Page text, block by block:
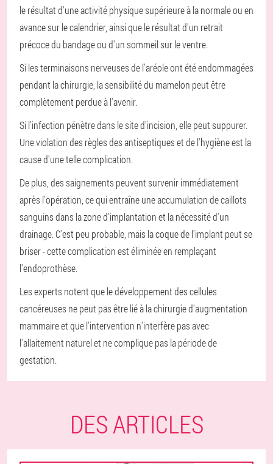
le résultat d'une activité physique supérieure à la normale ou en
avance sur le calendrier, ainsi que le résultat d'un retrait
précoce du bandage ou d'un sommeil sur le ventre.
Si les terminaisons nerveuses de l'aréole ont été endommagées
pendant la chirurgie, la sensibilité du mamelon peut être
complètement perdue à l'avenir.
Si l'infection pénètre dans le site d'incision, elle peut suppurer.
Une violation des règles des antiseptiques et de l'hygiène est la
cause d'une telle complication.
De plus, des saignements peuvent survenir immédiatement
après l'opération, ce qui entraîne une accumulation de caillots
sanguins dans la zone d'implantation et la nécessité d'un
drainage. C'est peu probable, mais la coque de l'implant peut se
briser - cette complication est éliminée en remplaçant
l'endoprothèse.
Les experts notent que le développement des cellules
cancéreuses ne peut pas être lié à la chirurgie d'augmentation
mammaire et que l'intervention n'interfère pas avec
l'allaitement naturel et ne complique pas la période de
gestation.
DES ARTICLES